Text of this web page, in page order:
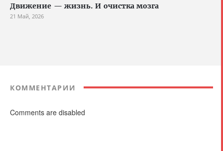
Движение — жизнь. И очистка мозга
21 Май, 2026
КОММЕНТАРИИ
Comments are disabled